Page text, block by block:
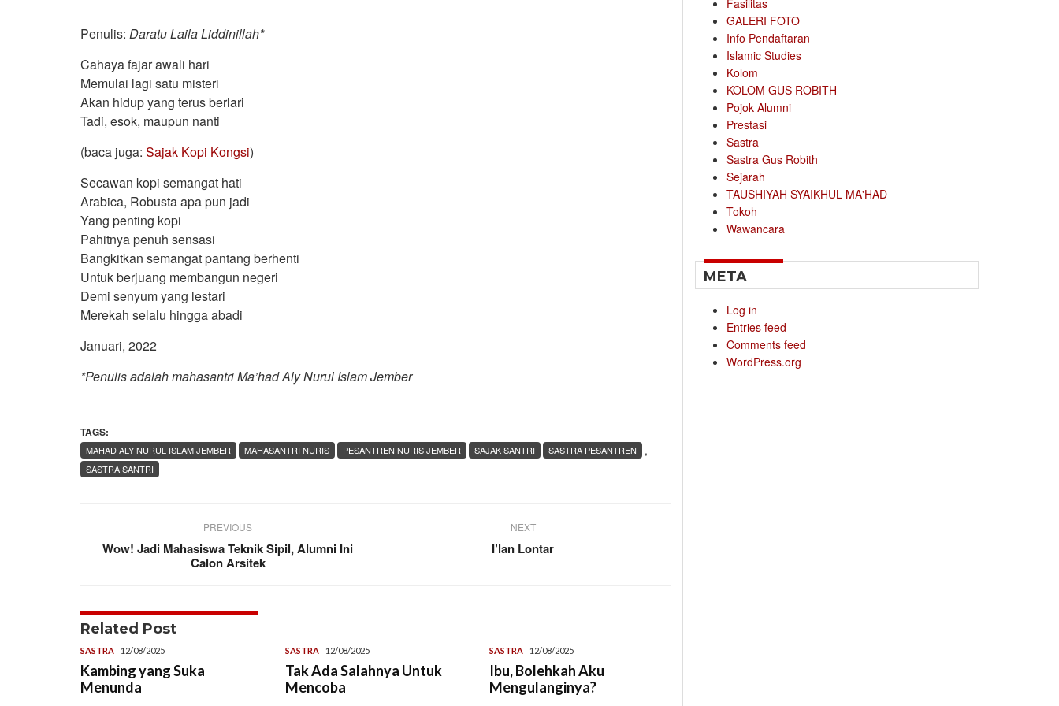
Penulis: Daratu Laila Liddinillah*
Cahaya fajar awali hari
Memulai lagi satu misteri
Akan hidup yang terus berlari
Tadi, esok, maupun nanti
(baca juga: Sajak Kopi Kongsi)
Secawan kopi semangat hati
Arabica, Robusta apa pun jadi
Yang penting kopi
Pahitnya penuh sensasi
Bangkitkan semangat pantang berhenti
Untuk berjuang membangun negeri
Demi senyum yang lestari
Merekah selalu hingga abadi
Januari, 2022
*Penulis adalah mahasantri Ma’had Aly Nurul Islam Jember
TAGS:
,
MAHAD ALY NURUL ISLAM JEMBER MAHASANTRI NURIS PESANTREN NURIS JEMBER SAJAK SANTRI
SASTRA PESANTREN
SASTRA SANTRI
PREVIOUS
Wow! Jadi Mahasiswa Teknik Sipil, Alumni Ini
Calon Arsitek
NEXT
I’lan Lontar
Related Post
SASTRA 12/08/2025
Kambing yang Suka
Menunda
SASTRA 12/08/2025
Tak Ada Salahnya Untuk
Mencoba
SASTRA 12/08/2025
Ibu, Bolehkah Aku
Mengulanginya?
Fasilitas
GALERI FOTO
Info Pendaftaran
Islamic Studies
Kolom
KOLOM GUS ROBITH
Pojok Alumni
Prestasi
Sastra
Sastra Gus Robith
Sejarah
TAUSHIYAH SYAIKHUL MA'HAD
Tokoh
Wawancara
META
Log in
Entries feed
Comments feed
WordPress.org